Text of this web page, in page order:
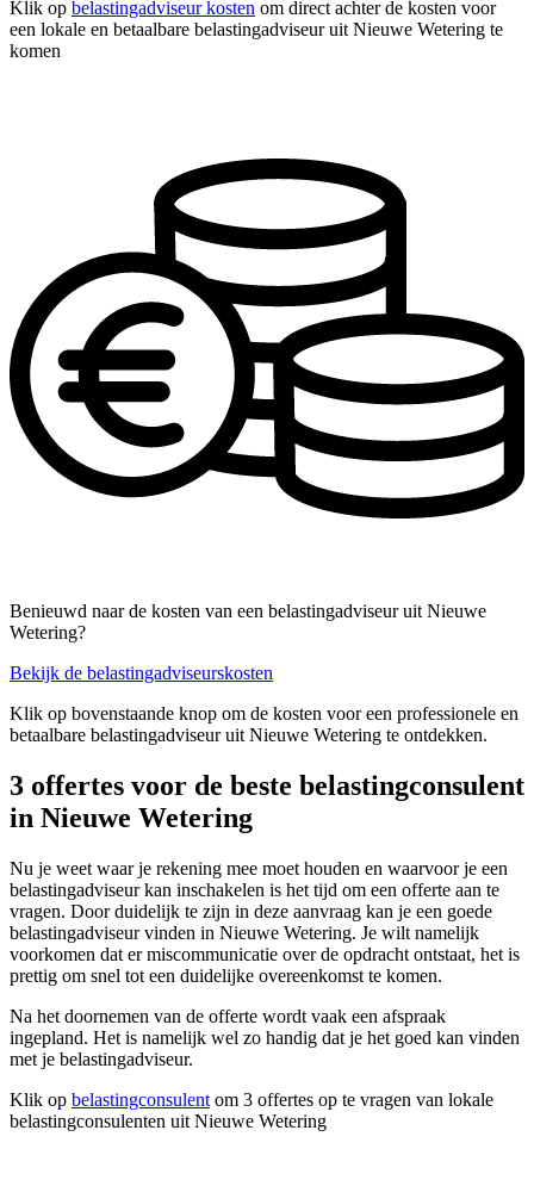
Klik op belastingadviseur kosten om direct achter de kosten voor
een lokale en betaalbare belastingadviseur uit Nieuwe Wetering te
komen
Benieuwd naar de kosten van een belastingadviseur uit Nieuwe
Wetering?
Bekijk de belastingadviseurskosten
Klik op bovenstaande knop om de kosten voor een professionele en
betaalbare belastingadviseur uit Nieuwe Wetering te ontdekken.
3 offertes voor de beste belastingconsulent
in Nieuwe Wetering
Nu je weet waar je rekening mee moet houden en waarvoor je een
belastingadviseur kan inschakelen is het tijd om een offerte aan te
vragen. Door duidelijk te zijn in deze aanvraag kan je een goede
belastingadviseur vinden in Nieuwe Wetering. Je wilt namelijk
voorkomen dat er miscommunicatie over de opdracht ontstaat, het is
prettig om snel tot een duidelijke overeenkomst te komen.
Na het doornemen van de offerte wordt vaak een afspraak
ingepland. Het is namelijk wel zo handig dat je het goed kan vinden
met je belastingadviseur.
Klik op belastingconsulent om 3 offertes op te vragen van lokale
belastingconsulenten uit Nieuwe Wetering